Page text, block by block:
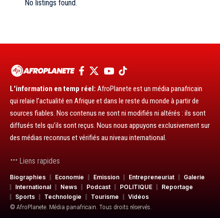
No listings found.
L'information en temp réel: AfroPlanete est un média panafricain
qui relaie l’actualité en Afrique et dans le reste du monde à partir de
sources fiables. Nos contenus ne sont ni modifiés ni altérés : ils sont
diffusés tels qu’ils sont reçus. Nous nous appuyons exclusivement sur
des médias reconnus et vérifiés au niveau international.
Liens rapides
Biographies Economie Emission Entrepreneuriat
Galerie
International
News Podcast POLITIQUE
Reportage
Sports
Technologie Tourisme
Vidéos
© AfroPlanete. Média panafricain. Tous droits réservés.